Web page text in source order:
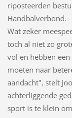
riposteerden
Handbalverbond.
Wat zeker
toch al niet zo
vol en hebben
moeten naar
aandacht", stelt
achterliggende
sport is te klein